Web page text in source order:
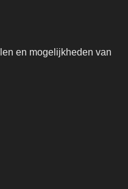
en mogelijkheden van